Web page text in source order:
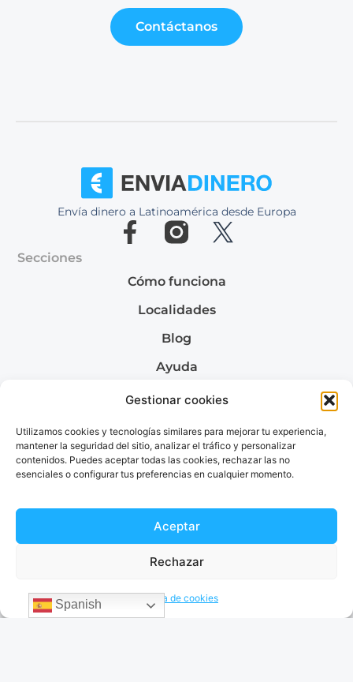
Gestionar cookies
Utilizamos cookies y tecnologías similares para mejorar tu experiencia,
mantener la seguridad del sitio, analizar el tráfico y personalizar
contenidos. Puedes aceptar todas las cookies, rechazar las no
esenciales o configurar tus preferencias en cualquier momento.
Aceptar
Rechazar
Política de cookies
Contáctanos
Envía dinero a
Envía dinero a Venezuela
Envía dinero a Argentina
Envía dinero a Latinoamérica desde Europa
Secciones
Cómo funciona
Localidades
Blog
Ayuda
Quiénes somos
Spanish